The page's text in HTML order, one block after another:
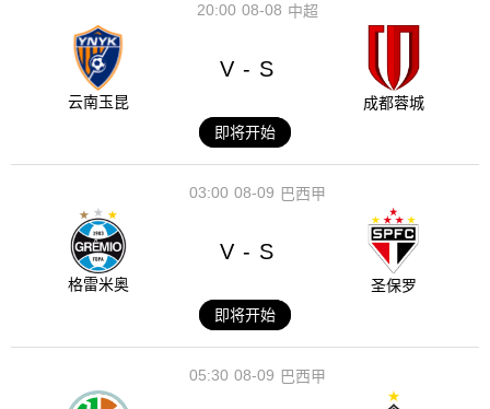
08-08
20:00 中超
云南玉昆
V - S
成都蓉城
即将开始
08-09
03:00 巴西甲
格雷米奥
V - S
圣保罗
即将开始
08-09
05:30 巴西甲